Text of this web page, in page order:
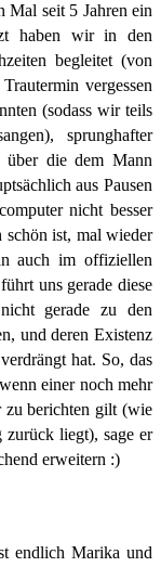
Mal seit 5 Jahren ein
haben wir in den
begleitet (von
vergessen
(sodass wir teils
sprunghafter
über die dem Mann
aus Pausen
nicht besser
schön ist, mal wieder
auch im offiziellen
uns gerade diese
gerade zu den
und deren Existenz
hat. So, das
einer noch mehr
zu berichten gilt (wie
zurück liegt), sage er
erweitern :)
endlich Marika und